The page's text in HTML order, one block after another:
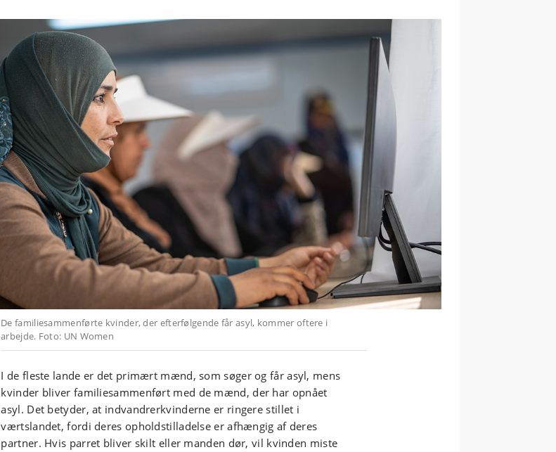
De familiesammenførte kvinder, der efterfølgende får asyl, kommer oftere i
arbejde. Foto: UN Women
I de fleste lande er det primært mænd, som søger og får asyl, mens
kvinder bliver familiesammenført med de mænd, der har opnået
asyl. Det betyder, at indvandrerkvinderne er ringere stillet i
værtslandet, fordi deres opholdstilladelse er afhængig af deres
partner. Hvis parret bliver skilt eller manden dør, vil kvinden miste